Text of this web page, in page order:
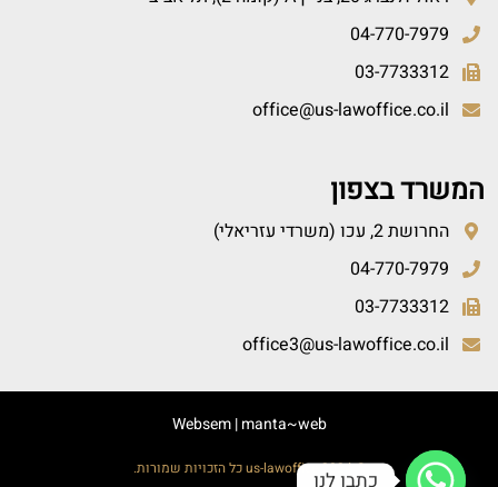
04-770-7979
03-7733312
office@us-lawoffice.co.il
המשרד בצפון
החרושת 2, עכו (משרדי עזריאלי)
04-770-7979
03-7733312
office3@us-lawoffice.co.il
Websem|manta~web
© 2024 us-lawoffice כל הזכויות שמורות.
כתבו לנו